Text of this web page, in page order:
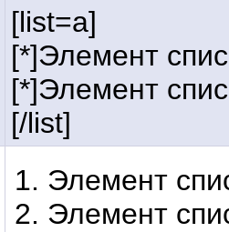
[list=a]
[*]Элемент
[*]Элемент
[/list]
Элемент
Элемент